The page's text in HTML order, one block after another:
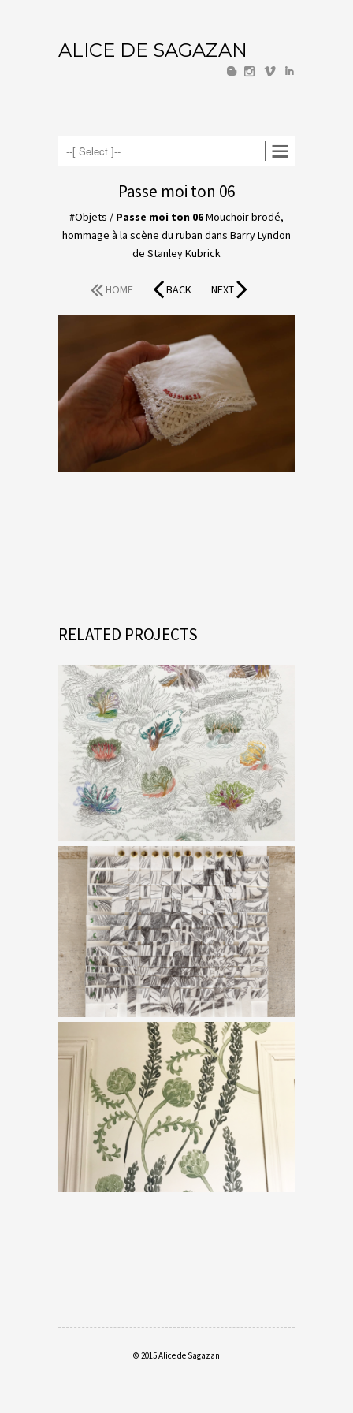
ALICE DE SAGAZAN
U V I
Passe moi ton 06
#Objets / Passe moi ton 06Mouchoir brodé,
hommage à la scène du ruban dans Barry Lyndon
de Stanley Kubrick
HOME BACK NEXT
RELATED PROJECTS
© 2015 Alice de Sagazan